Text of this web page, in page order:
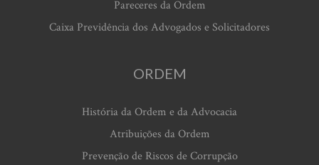
Pareceres da Ordem
Caixa Previdência dos Advogados e Solicitadores
ORDEM
História da Ordem e da Advocacia
Atribuições da Ordem
Prevenção de Riscos de Corrupção